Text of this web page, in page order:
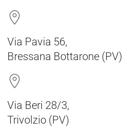
Via Pavia 56,
Bressana Bottarone (PV)
Via Beri 28/3,
Trivolzio (PV)